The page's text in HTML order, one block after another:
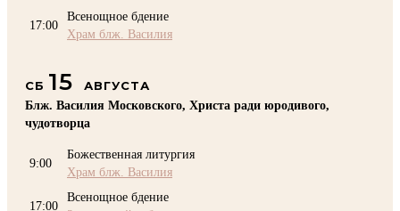
17:00
Всенощное бдение
Храм блж. Василия
СБ 15
АВГУСТА
Блж. Василия Московского, Христа ради юродивого,
чудотворца
9:00
Божественная литургия
Храм блж. Василия
17:00
Всенощное бдение